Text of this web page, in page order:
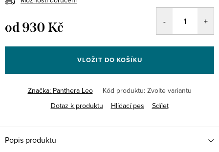
od930 Kč
cena:
VLOŽIT DO KOŠÍKU
Značka: Panthera Leo Kód produktu: Zvolte variantu
Dotaz k produktu
Hlídací pes Sdílet
Popis produktu